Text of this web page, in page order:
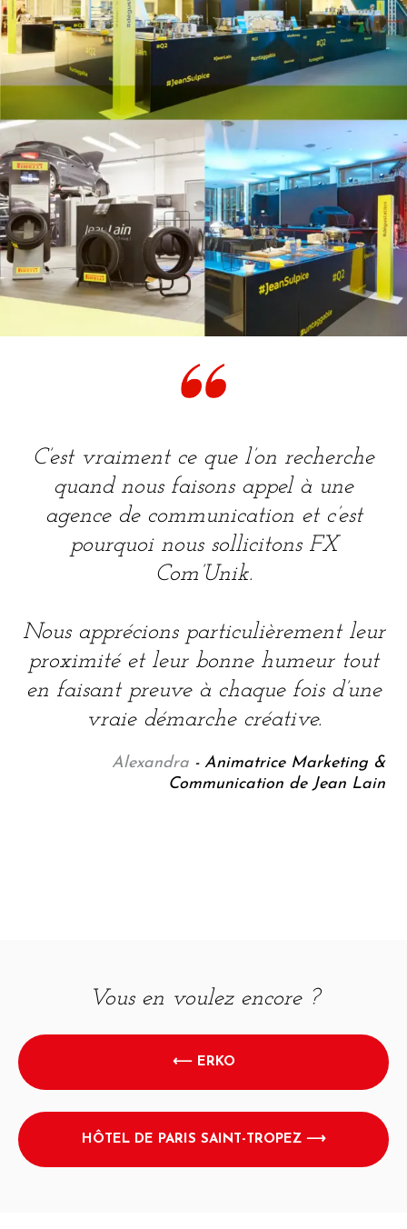
C’est vraiment ce que l’on recherche
quand nous faisons appel à une
agence de communication et c’est
pourquoi nous sollicitons FX
Com’Unik.
Nous apprécions particulièrement leur
proximité et leur bonne humeur tout
en faisant preuve à chaque fois d’une
vraie démarche créative.
Alexandra - Animatrice Marketing &
Communication de Jean Lain
Vous en voulez encore ?
⟵ ERKO
HÔTEL DE PARIS SAINT-TROPEZ ⟶